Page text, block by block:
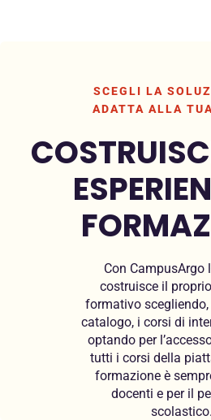
SCEGLI LA
ADATTA ALLA
Con CampusArgo
costruisce il
formativo
catalogo, i corsi di
optando per
tutti i corsi della
formazione è
docenti e per il
scolastico.